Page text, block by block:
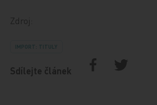
Zdroj:
IMPORT: TITULY
Sdílejte článek